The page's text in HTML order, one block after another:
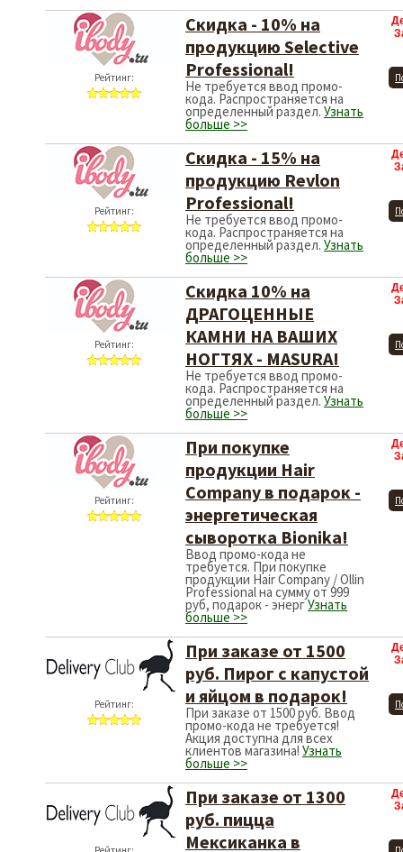
Рейтинг:
Скидка - 10% на
продукцию Selective
Professional!
Не требуется ввод промо-
кода. Распространяется на
определенный раздел. Узнать
больше >>
Рейтинг:
Скидка - 15% на
продукцию Revlon
Professional!
Не требуется ввод промо-
кода. Распространяется на
определенный раздел. Узнать
больше >>
Рейтинг:
Скидка 10% на
ДРАГОЦЕННЫЕ
КАМНИ НА ВАШИХ
НОГТЯХ - MASURA!
Не требуется ввод промо-
кода. Распространяется на
определенный раздел. Узнать
больше >>
Рейтинг:
При покупке
продукции Hair
Company в подарок -
энергетическая
сыворотка Bionika!
Ввод промо-кода не
требуется. При покупке
продукции Hair Company / Ollin
Professional на сумму от 999
руб, подарок - энергУзнать
больше >>
Рейтинг:
При заказе от 1500
руб. Пирог с капустой
и яйцом в подарок!
При заказе от 1500 руб. Ввод
промо-кода не требуется!
Акция доступна для всех
клиентов магазина! Узнать
больше >>
При заказе от 1300
руб. пицца
Мексиканка в